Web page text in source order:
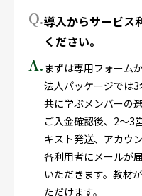
Q.導入からサービス
ください。
A. まずは専用フォーム
法人パッケージでは
共に学ぶメンバーの
ご入金確認後、2〜3
キスト発送、アカウ
各利用者にメールが
いただきます。教材
ただけます。